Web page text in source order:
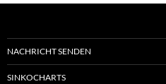
NACHRICHT SENDEN
SINKOCHARTS